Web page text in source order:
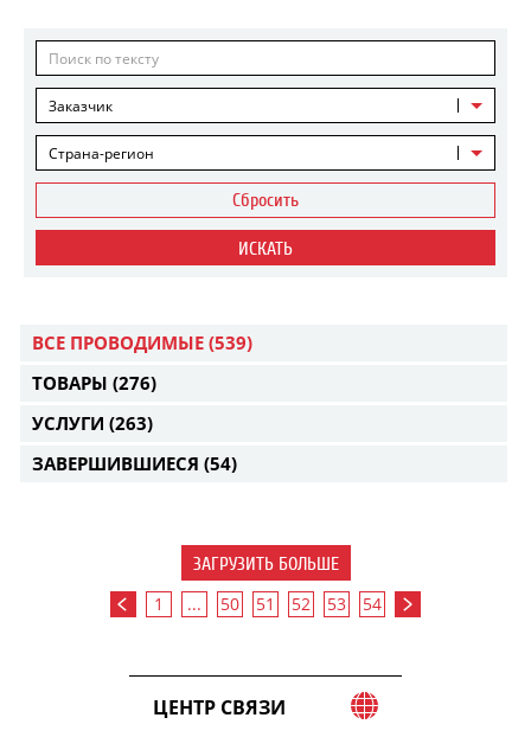
Заказчик
Страна-регион
Сбросить
ИСКАТЬ
ВСЕ ПРОВОДИМЫЕ (539)
ТОВАРЫ (276)
УСЛУГИ (263)
ЗАВЕРШИВШИЕСЯ (54)
ЗАГРУЗИТЬ БОЛЬШЕ
1 ... 50 51 52 53 54
ЦЕНТР СВЯЗИ